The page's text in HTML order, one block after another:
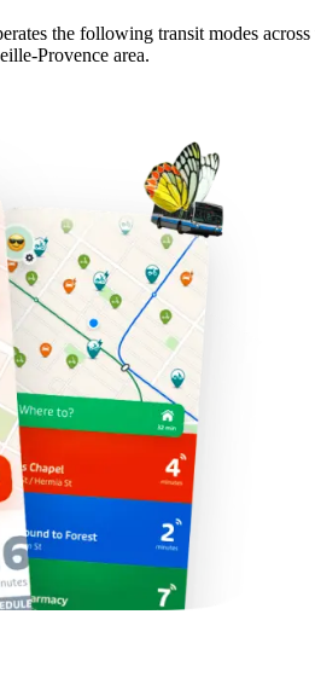
the following transit modes
Provence area.